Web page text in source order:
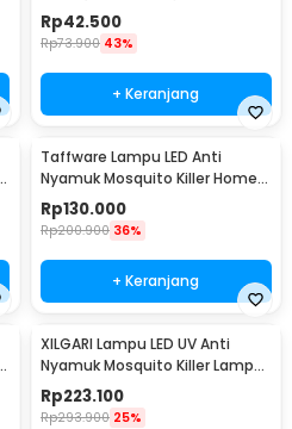
Plug 2W - A-88
Rp42.500
Rp73.900 43%
+ Keranjang
Taffware Lampu LED Anti
Nyamuk Mosquito Killer Home
Usage 220V 6W - TF-550
Rp130.000
Rp200.900 36%
+ Keranjang
XILGARI Lampu LED UV Anti
Nyamuk Mosquito Killer Lamp
USB 5V 1A - 375
Rp223.100
Rp293.900 25%